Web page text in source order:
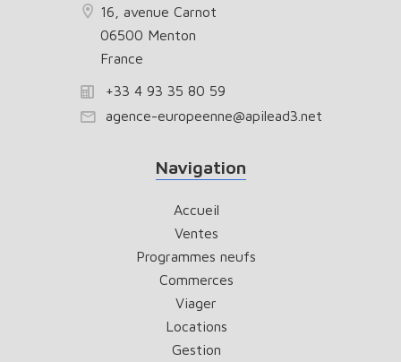
16, avenue Carnot
06500 Menton
France
+33 4 93 35 80 59
agence-europeenne@apilead3.net
Navigation
Accueil
Ventes
Programmes neufs
Commerces
Viager
Locations
Gestion